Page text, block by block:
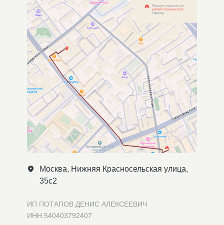
Москва, Нижняя Красносельская улица,
35с2
ИНН 540403792407
ИП ПОТАПОВ ДЕНИС АЛЕКСЕЕВИЧ